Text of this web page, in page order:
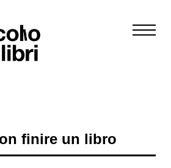
finire un libro